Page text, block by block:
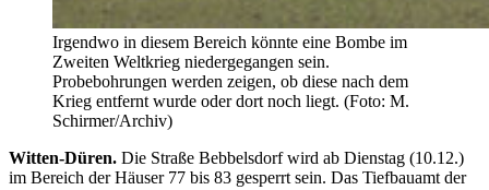
Irgendwo in diesem Bereich könnte eine Bombe im
Zweiten Weltkrieg niedergegangen sein.
Probebohrungen werden zeigen, ob diese nach dem
Krieg entfernt wurde oder dort noch liegt. (Foto: M.
Schirmer/Archiv)
Witten-Düren. Die Straße Bebbelsdorf wird ab Dienstag (10.12.)
im Bereich der Häuser 77 bis 83 gesperrt sein. Das Tiefbauamt der